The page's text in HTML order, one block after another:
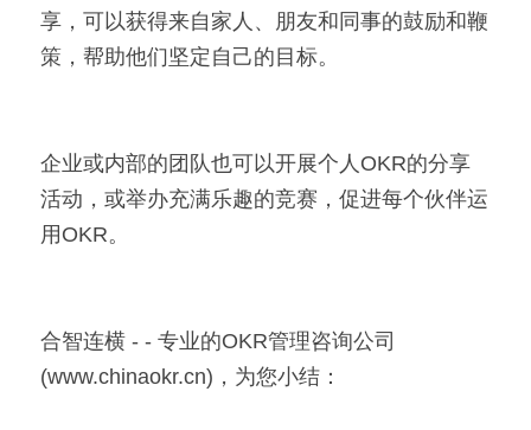
享，可以获得来自家人、朋友和同事的鼓励和鞭
策，帮助他们坚定自己的目标。
企业或内部的团队也可以开展个人OKR的分享
活动，或举办充满乐趣的竞赛，促进每个伙伴运
用OKR。
合智连横 - - 专业的OKR管理咨询公司
(www.chinaokr.cn)，为您小结：